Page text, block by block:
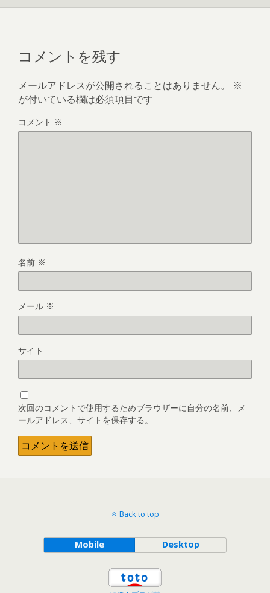
k
コメントを残す
メールアドレスが公開されることはありません。
※
が付いている欄は必須項目です
コメント ※
名前 ※
メール ※
サイト
次回のコメントで使用するためブラウザーに自分の名前、メ
ールアドレス、サイトを保存する。
Back to top
Mobile Desktop